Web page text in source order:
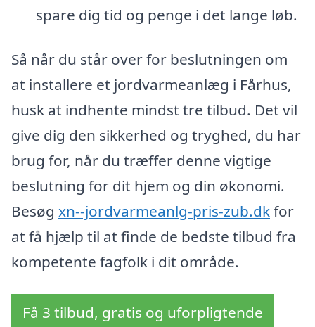
spare dig tid og penge i det lange løb.
Så når du står over for beslutningen om
at installere et jordvarmeanlæg i Fårhus,
husk at indhente mindst tre tilbud. Det vil
give dig den sikkerhed og tryghed, du har
brug for, når du træffer denne vigtige
beslutning for dit hjem og din økonomi.
Besøg xn--jordvarmeanlg-pris-zub.dkfor
at få hjælp til at finde de bedste tilbud fra
kompetente fagfolk i dit område.
Få 3 tilbud, gratis og uforpligtende